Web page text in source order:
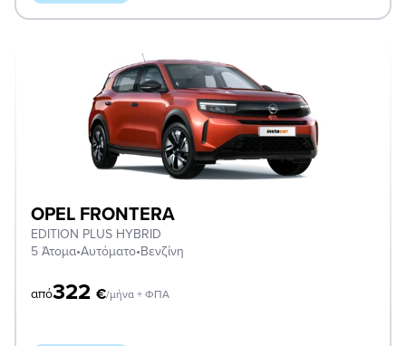
OPEL FRONTERA
EDITION PLUS HYBRID
5 Άτομα•Αυτόματο•Βενζίνη
από322 €/μήνα + ΦΠΑ